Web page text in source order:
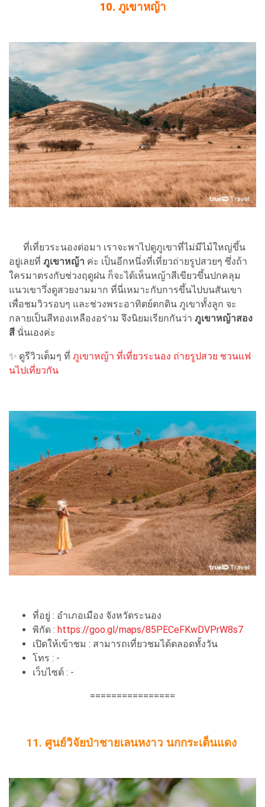
10. ภูเขาหญ้า
ที่เที่ยวระนองต่อมา เราจะพาไปดูภูเขาที่ไม่มีไม้ใหญ่ขึ้น
อยู่เลยที่ ภูเขาหญ้า ค่ะ เป็นอีกหนึ่งที่เที่ยวถ่ายรูปสวยๆ ซึ่งถ้า
ใครมาตรงกับช่วงฤดูฝน ก็จะได้เห็นหญ้าสีเขียวขึ้นปกคลุม
แนวเขาวึ่งดูสวยงามมาก ที่นี่เหมาะกับการขึ้นไปบนสันเขา
เพื่อชมวิวรอบๆ และช่วงพระอาทิตย์ตกดิน ภูเขาทั้งลูก จะ
กลายเป็นสีทองเหลืองอร่าม จึงนิยมเรียกกันว่า ภูเขาหญ้าสอง
สี นั่นเองค่ะ
✨ ดูรีวิวเต็มๆ ที่ ภูเขาหญ้า ที่เที่ยวระนอง ถ่ายรูปสวย ชวนแฟ
นไปเที่ยวกัน
ที่อยู่ : อำเภอเมือง จังหวัดระนอง
พิกัด : https://goo.gl/maps/85PECeFKwDVPrW8s7
เปิดให้เข้าชม : สามารถเที่ยวชมได้ตลอดทั้งวัน
โทร : -
เว็บไซต์ : -
================
11. ศูนย์วิจัยป่าชายเลนหงาว นกกระเต็นแดง